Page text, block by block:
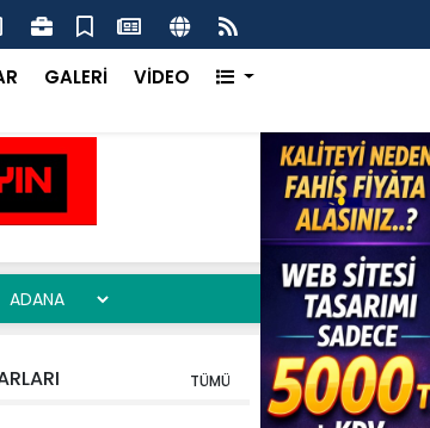
Vitrinde Yerini Aldı
GALERİ VİDEO
TÜMÜ